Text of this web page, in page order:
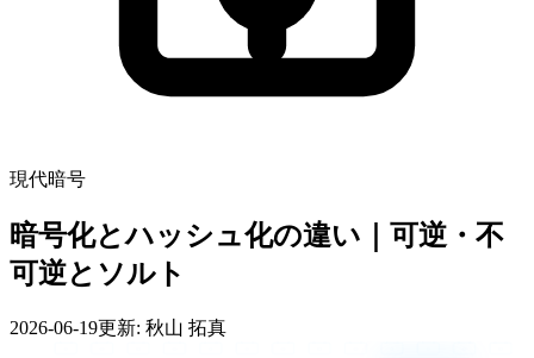
現代暗号
暗号化とハッシュ化の違い｜可逆・不
可逆とソルト
2026-06-19更新: 秋山 拓真